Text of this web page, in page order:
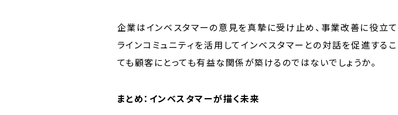
企業はインベスタマーの意見を真摯に受け止め、事業改善に役立て
ラインコミュニティを活用してインベスタマーとの対話を促進するこ
ても顧客にとっても有益な関係が築けるのではないでしょうか。
まとめ：インベスタマーが描く未来